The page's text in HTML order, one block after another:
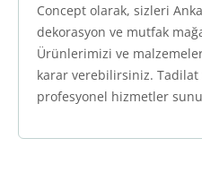
Concept olarak, sizleri
dekorasyon ve mutfak
Ürünlerimizi ve
karar verebilirsiniz.
profesyonel hizmetler